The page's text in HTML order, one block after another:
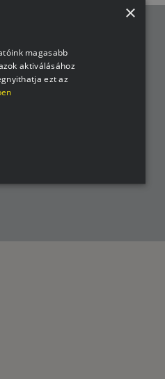
×
magasabb
aktiválásához
ezt az